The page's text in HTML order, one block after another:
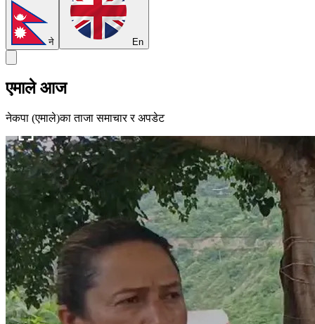
ने En
एमाले आज
नेकपा (एमाले)का ताजा समाचार र अपडेट